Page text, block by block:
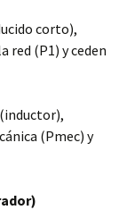
corto),
red (P1) y ceden
(Pmec) y